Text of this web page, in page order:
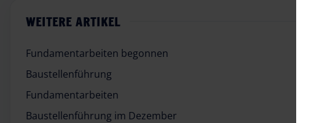
WEITERE ARTIKEL
Fundamentarbeiten begonnen
Baustellenführung
Fundamentarbeiten
Baustellenführung im Dezember